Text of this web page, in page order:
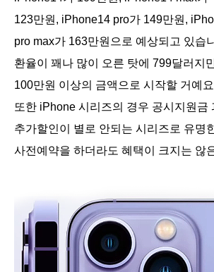
123만원, iPhone14 pro가 149만원,
pro max가 163만원으로 예상되고 있습
환율이 꽤나 많이 오른 탓에 799달러지
100만원 이상의 금액으로 시작할 거예
또한 iPhone 시리즈의 경우 공시지원금
추가할인이 별로 안되는 시리즈로 유명
사전예약을 하더라도 혜택이 크지는 않